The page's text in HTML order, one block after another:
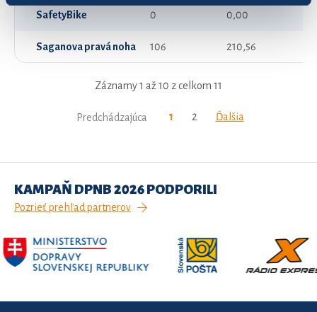
SafetyBike 0 0,00
Saganova pravá noha 106 210,56
Záznamy 1 až 10 z celkom 11
Predchádzajúca 1 2 Ďalšia
KAMPAŇ DPNB 2026 PODPORILI
Pozrieť prehľad partnerov